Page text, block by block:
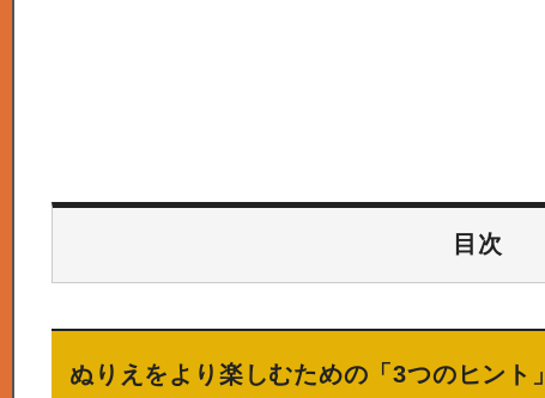
目次
ぬりえをより楽しむための「3つのヒント」